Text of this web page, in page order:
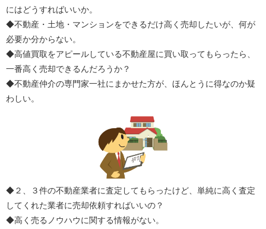
にはどうすればいいか。
◆不動産・土地・マンションをできるだけ高く売却したいが、何が
必要か分からない。
◆高値買取をアピールしている不動産屋に買い取ってもらったら、
一番高く売却できるんだろうか？
◆不動産仲介の専門家一社にまかせた方が、ほんとうに得なのか疑
わしい。
◆２、３件の不動産業者に査定してもらったけど、単純に高く査定
してくれた業者に売却依頼すればいいの？
◆高く売るノウハウに関する情報がない。